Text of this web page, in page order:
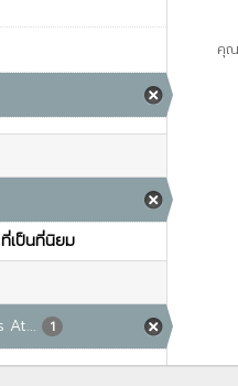
เป็นที่นิยม
At...
1
คุณ